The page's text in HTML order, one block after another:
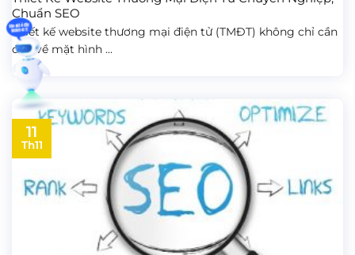
Chuẩn SEO
Thiết kế website thương mại điện tử (TMĐT) không chỉ cần
đẹp về mặt hình ...
11
Th11